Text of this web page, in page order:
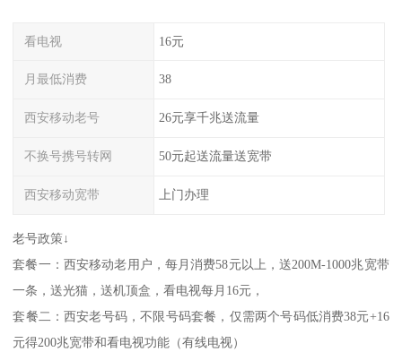
看电视 16元
月最低消费 38
西安移动老号 26元享千兆送流量
不换号携号转网 50元起送流量送宽带
西安移动宽带 上门办理
老号政策↓
套餐一：西安移动老用户，每月消费58元以上，送200M-1000兆宽带
一条，送光猫，送机顶盒，看电视每月16元，
套餐二：西安老号码，不限号码套餐，仅需两个号码低消费38元+16
元得200兆宽带和看电视功能（有线电视）